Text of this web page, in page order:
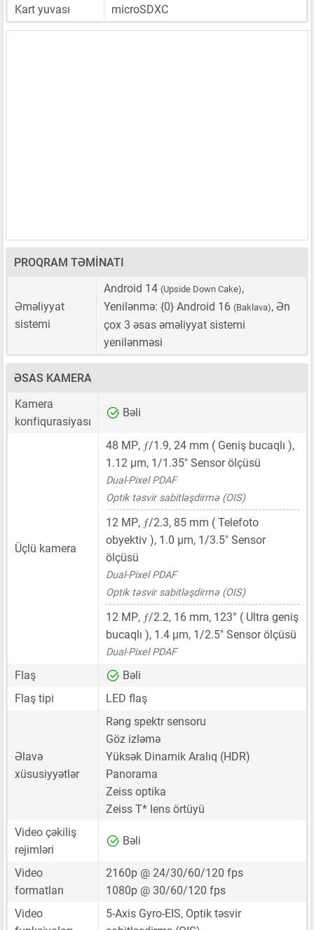
Kart yuvası microSDXC
PROQRAM TƏMINATI
Əməliyyat
sistemi
Android 14 (Upside Down Cake),
Yenilənmə: {0} Android 16 (Baklava), Ən
çox 3 əsas əməliyyat sistemi
yenilənməsi
ƏSAS KAMERA
Kamera
konfiqurasiyası
Bəli
Üçlü kamera
48 MP, ƒ/1.9, 24 mm ( Geniş bucaqlı ),
1.12 μm, 1/1.35" Sensor ölçüsü
Dual-Pixel PDAF
Optik təsvir sabitləşdirmə (OIS)
12 MP, ƒ/2.3, 85 mm ( Telefoto
obyektiv ), 1.0 μm, 1/3.5" Sensor
ölçüsü
Dual-Pixel PDAF
Optik təsvir sabitləşdirmə (OIS)
12 MP, ƒ/2.2, 16 mm, 123° ( Ultra geniş
bucaqlı ), 1.4 μm, 1/2.5" Sensor ölçüsü
Dual-Pixel PDAF
Flaş
Bəli
Flaş tipi
LED flaş
Əlavə
xüsusiyyətlər
Rəng spektr sensoru
Göz izləmə
Yüksək Dinamik Aralıq (HDR)
Panorama
Zeiss optika
Zeiss T* lens örtüyü
Video çəkiliş
rejimləri
Bəli
Video
formatları
2160p @ 24/30/60/120 fps
1080p @ 30/60/120 fps
Video
5-Axis Gyro-EIS, Optik təsvir